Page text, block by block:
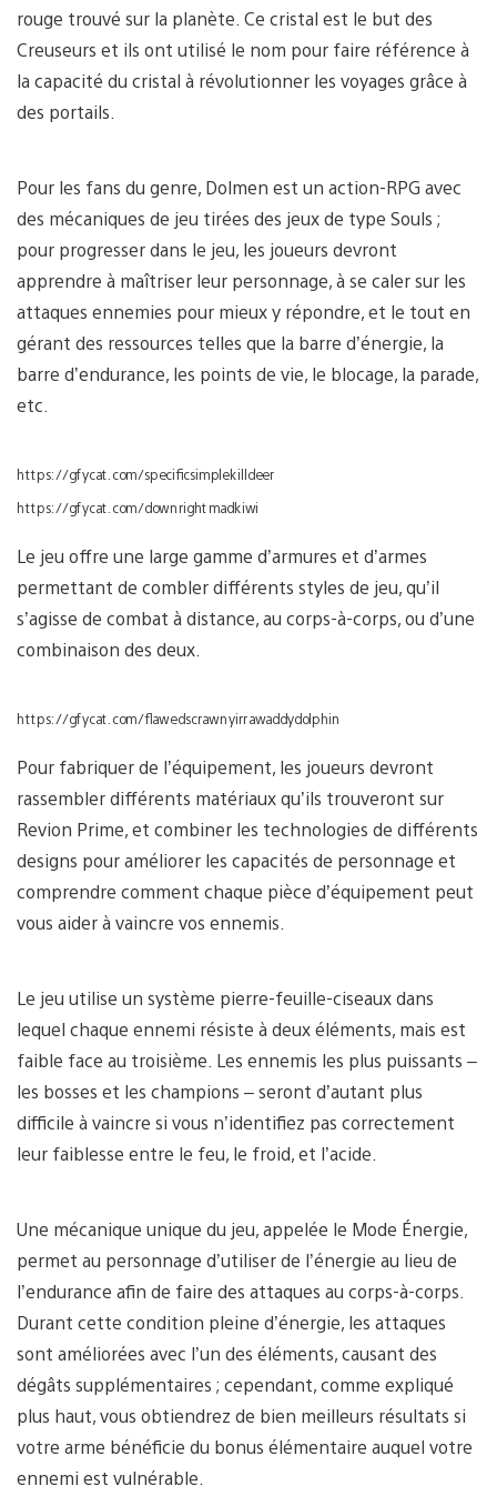
rouge trouvé sur la planète. Ce cristal est le but des
Creuseurs et ils ont utilisé le nom pour faire référence à
la capacité du cristal à révolutionner les voyages grâce à
des portails.
Pour les fans du genre, Dolmen est un action-RPG avec
des mécaniques de jeu tirées des jeux de type Souls ;
pour progresser dans le jeu, les joueurs devront
apprendre à maîtriser leur personnage, à se caler sur les
attaques ennemies pour mieux y répondre, et le tout en
gérant des ressources telles que la barre d’énergie, la
barre d’endurance, les points de vie, le blocage, la parade,
etc.
https://gfycat.com/specificsimplekilldeer
https://gfycat.com/downrightmadkiwi
Le jeu offre une large gamme d’armures et d’armes
permettant de combler différents styles de jeu, qu’il
s’agisse de combat à distance, au corps-à-corps, ou d’une
combinaison des deux.
https://gfycat.com/flawedscrawnyirrawaddydolphin
Pour fabriquer de l’équipement, les joueurs devront
rassembler différents matériaux qu’ils trouveront sur
Revion Prime, et combiner les technologies de différents
designs pour améliorer les capacités de personnage et
comprendre comment chaque pièce d’équipement peut
vous aider à vaincre vos ennemis.
Le jeu utilise un système pierre-feuille-ciseaux dans
lequel chaque ennemi résiste à deux éléments, mais est
faible face au troisième. Les ennemis les plus puissants –
les bosses et les champions – seront d’autant plus
difficile à vaincre si vous n’identifiez pas correctement
leur faiblesse entre le feu, le froid, et l’acide.
Une mécanique unique du jeu, appelée le Mode Énergie,
permet au personnage d’utiliser de l’énergie au lieu de
l’endurance afin de faire des attaques au corps-à-corps.
Durant cette condition pleine d’énergie, les attaques
sont améliorées avec l’un des éléments, causant des
dégâts supplémentaires ; cependant, comme expliqué
plus haut, vous obtiendrez de bien meilleurs résultats si
votre arme bénéficie du bonus élémentaire auquel votre
ennemi est vulnérable.